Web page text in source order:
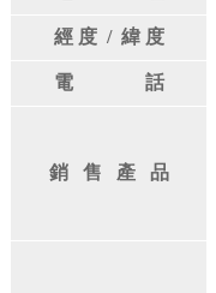
經 度 / 緯 度
電 話
銷 售 產 品